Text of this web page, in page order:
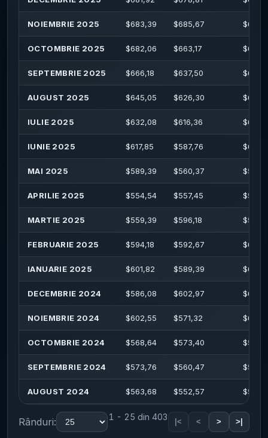
NOIEMBRIE 2025 $683,39 $685,67 $
OCTOMBRIE 2025 $682,06 $663,17 $
SEPTEMBRIE 2025 $666,18 $637,50 $
AUGUST 2025 $645,05 $626,30 $
IULIE 2025 $632,08 $616,36 $
IUNIE 2025 $617,85 $587,76 $
MAI 2025 $589,39 $560,37 $
APRILIE 2025 $554,54 $557,45 $
MARTIE 2025 $559,39 $596,18 $
FEBRUARIE 2025 $594,18 $592,67 $
IANUARIE 2025 $601,82 $589,39 $
DECEMBRIE 2024 $586,08 $602,97 $
NOIEMBRIE 2024 $602,55 $571,32 $
OCTOMBRIE 2024 $568,64 $573,40 $
SEPTEMBRIE 2024 $573,76 $560,47 $
AUGUST 2024 $563,68 $552,57 $
Rânduri: 1 - 25 din 403 |< < > >|